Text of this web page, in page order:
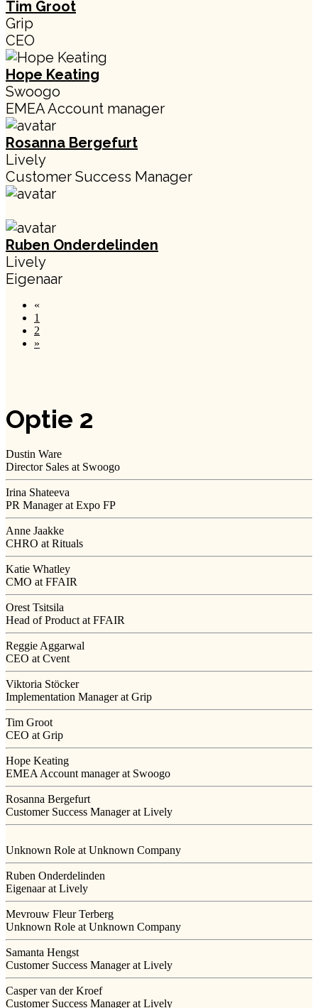
Tim Groot
Grip
CEO
Hope Keating
Swoogo
EMEA Account manager
Rosanna Bergefurt
Lively
Customer Success Manager
Ruben Onderdelinden
Lively
Eigenaar
«
1
2
»
Optie 2
Dustin Ware
Director Sales at Swoogo
Irina Shateeva
PR Manager at Expo FP
Anne Jaakke
CHRO at Rituals
Katie Whatley
CMO at FFAIR
Orest Tsitsila
Head of Product at FFAIR
Reggie Aggarwal
CEO at Cvent
Viktoria Stöcker
Implementation Manager at Grip
Tim Groot
CEO at Grip
Hope Keating
EMEA Account manager at Swoogo
Rosanna Bergefurt
Customer Success Manager at Lively
Unknown Role at Unknown Company
Ruben Onderdelinden
Eigenaar at Lively
Mevrouw Fleur Terberg
Unknown Role at Unknown Company
Samanta Hengst
Customer Success Manager at Lively
Casper van der Kroef
Customer Success Manager at Lively